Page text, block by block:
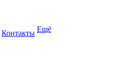
Контакты Ещё